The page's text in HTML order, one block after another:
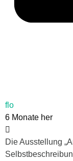
flo
6 Monate her
Die Ausstellung